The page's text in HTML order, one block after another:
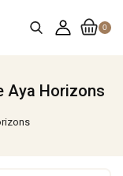
0
Aya Horizons